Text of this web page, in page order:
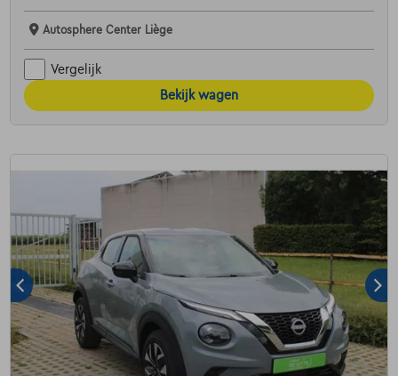
Autosphere Center Liège
Vergelijk
Bekijk wagen